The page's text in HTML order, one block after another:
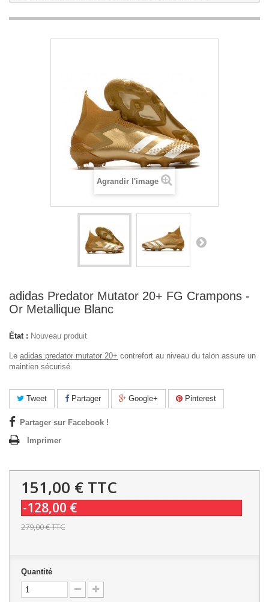
Agrandir l'image
adidas Predator Mutator 20+ FG Crampons -
Or Metallique Blanc
État : Nouveau produit
Le adidas predator mutator 20+ contrefort au niveau du talon assure un
maintien sécurisé.
Tweet Partager Google+ Pinterest
Partager sur Facebook !
Imprimer
151,00 € TTC
-128,00 €
279,00 €TTC
Quantité